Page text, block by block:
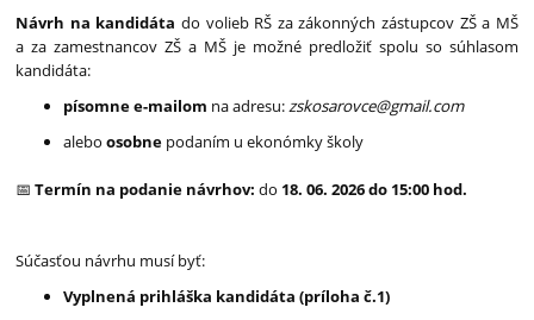
Návrh na kandidátado volieb RŠ za zákonných zástupcov ZŠ a MŠ
a za zamestnancov ZŠ a MŠ je možné predložiť spolu so súhlasom
kandidáta:
písomne e-mailom na adresu:zskosarovce@gmail.com
aleboosobne podaním u ekonómky školy
📅Termín na podanie návrhov: do 18. 06. 2026 do 15:00 hod.
Súčasťou návrhu musí byť:
Vyplnená prihláška kandidáta (príloha č.1)